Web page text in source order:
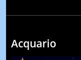
Acquario